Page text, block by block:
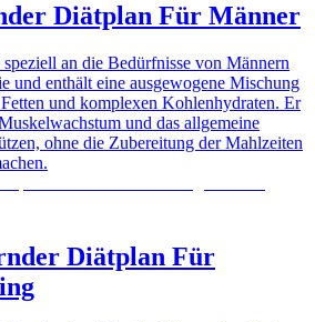
Diätplan Für Männer
an die Bedürfnisse von Männern
und enthält eine ausgewogene Mischung
und komplexen Kohlenhydraten. Er
und das allgemeine
ohne die Zubereitung der Mahlzeiten
Diätplan Für